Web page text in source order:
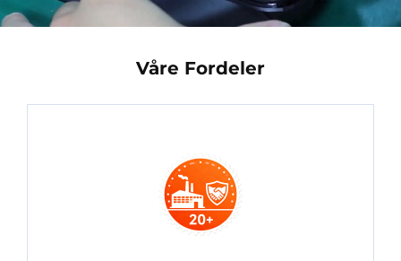
Våre Fordeler